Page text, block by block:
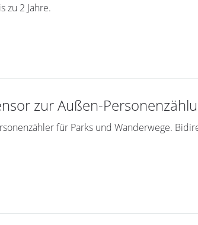
zu 2 Jahre.
zur Außen-
für Parks und Wanderwege.